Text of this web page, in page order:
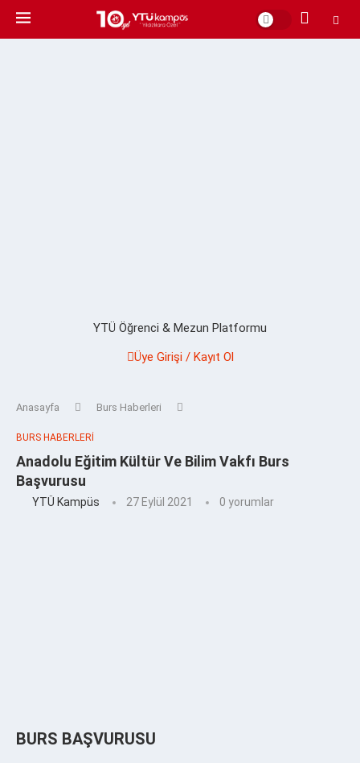
YTÜ Öğrenci & Mezun Platformu
Üye Girişi / Kayıt Ol
Anasayfa Burs Haberleri
BURS HABERLERI
Anadolu Eğitim Kültür Ve Bilim Vakfı Burs
Başvurusu
YTÜ Kampüs 27 Eylül 2021 0 yorumlar
BURS BAŞVURUSU